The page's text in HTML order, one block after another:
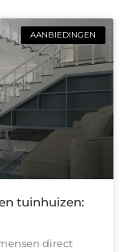
AANBIEDINGEN
tuinhuizen:
direct